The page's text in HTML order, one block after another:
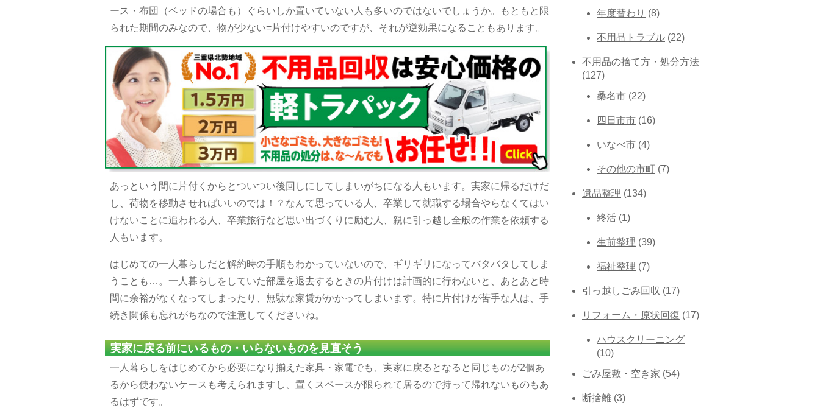
ース・布団（ベッドの場合も）ぐらいしか置いていない人も多いのではないでしょうか。もともと限
られた期間のみなので、物が少ない=片付けやすいのですが、それが逆効果になることもあります。
あっという間に片付くからとついつい後回しにしてしまいがちになる人もいます。実家に帰るだけだ
し、荷物を移動させればいいのでは！？なんて思っている人、卒業して就職する場合やらなくてはい
けないことに追われる人、卒業旅行など思い出づくりに励む人、親に引っ越し全般の作業を依頼する
人もいます。
はじめての一人暮らしだと解約時の手順もわかっていないので、ギリギリになってバタバタしてしま
うことも…。一人暮らしをしていた部屋を退去するときの片付けは計画的に行わないと、あとあと時
間に余裕がなくなってしまったり、無駄な家賃がかかってしまいます。特に片付けが苦手な人は、手
続き関係も忘れがちなので注意してくださいね。
実家に戻る前にいるもの・いらないものを見直そう
一人暮らしをはじめてから必要になり揃えた家具・家電でも、実家に戻るとなると同じものが2個あ
るから使わないケースも考えられますし、置くスペースが限られて居るので持って帰れないものもあ
るはずです。
年度替わり (8)
不用品トラブル (22)
不用品の捨て方・処分方法
(127)
桑名市 (22)
四日市市 (16)
いなべ市 (4)
その他の市町 (7)
遺品整理 (134)
終活 (1)
生前整理 (39)
福祉整理 (7)
引っ越しごみ回収 (17)
リフォーム・原状回復 (17)
ハウスクリーニング
(10)
ごみ屋敷・空き家 (54)
断捨離 (3)